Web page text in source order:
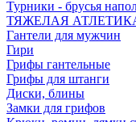
Турники - брусья
ТЯЖЕЛАЯ
Гантели для мужчин
Гири
Грифы гантельные
Грифы для штанги
Диски, блины
Замки для грифов